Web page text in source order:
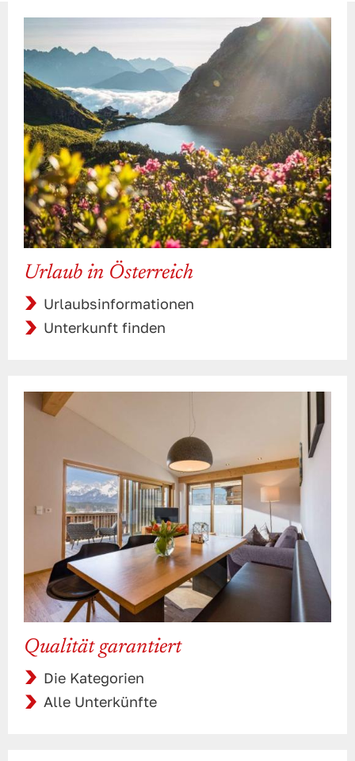
Urlaub in Österreich
Urlaubsinformationen
Unterkunft finden
Qualität garantiert
Die Kategorien
Alle Unterkünfte